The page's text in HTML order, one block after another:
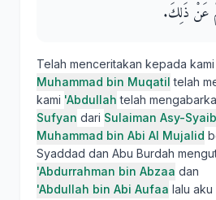
عَنْ ذَلِكَ‏.‏
Telah menceritakan kepada kami
Muhammad bin Muqatil telah
kami 'Abdullah telah
Sufyan dari Sulaiman Asy-
Muhammad bin Abi Al Mujalid
Syaddad dan Abu Burdah
'Abdurrahman bin Abzaa dan
'Abdullah bin Abi Aufaa lalu aku